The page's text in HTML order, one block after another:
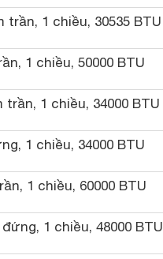
trần, 1 chiều, 30535 BTU
1 chiều, 50000 BTU
trần, 1 chiều, 34000 BTU
1 chiều, 34000 BTU
1 chiều, 60000 BTU
1 chiều, 48000 BTU